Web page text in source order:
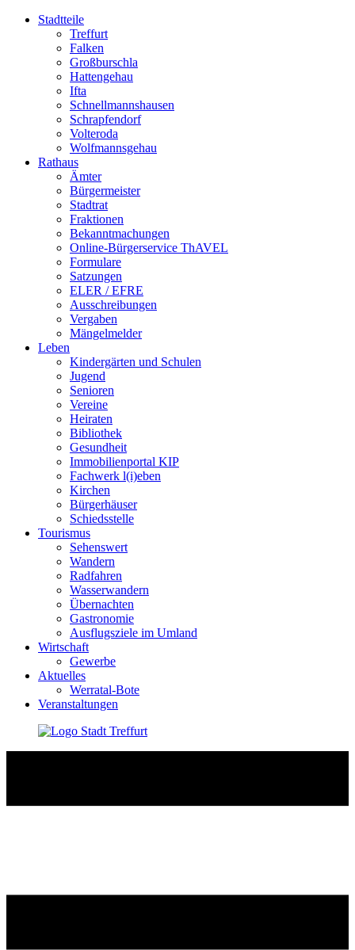
Stadtteile
Treffurt
Falken
Großburschla
Hattengehau
Ifta
Schnellmannshausen
Schrapfendorf
Volteroda
Wolfmannsgehau
Rathaus
Ämter
Bürgermeister
Stadtrat
Fraktionen
Bekanntmachungen
Online-Bürgerservice ThAVEL
Formulare
Satzungen
ELER / EFRE
Ausschreibungen
Vergaben
Mängelmelder
Leben
Kindergärten und Schulen
Jugend
Senioren
Vereine
Heiraten
Bibliothek
Gesundheit
Immobilienportal KIP
Fachwerk l(i)eben
Kirchen
Bürgerhäuser
Schiedsstelle
Tourismus
Sehenswert
Wandern
Radfahren
Wasserwandern
Übernachten
Gastronomie
Ausflugsziele im Umland
Wirtschaft
Gewerbe
Aktuelles
Werratal-Bote
Veranstaltungen